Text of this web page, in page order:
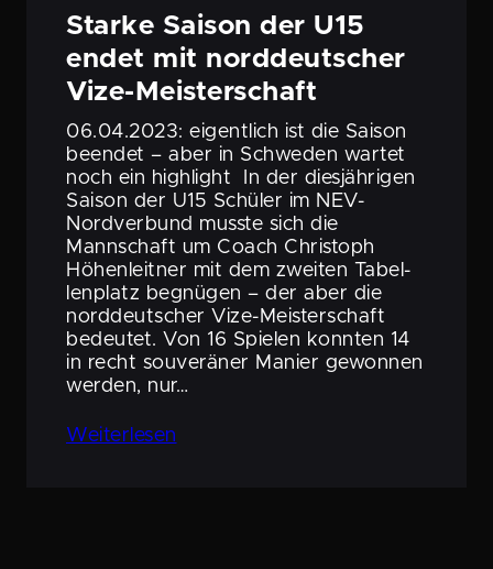
Starke Saison der U15
endet mit norddeut­scher
Vize-Meisterschaft
06.04.2023: eigent­lich ist die Saison
beendet – aber in Schweden wartet
noch ein highlight In der diesjäh­rigen
Saison der U15 Schüler im NEV-
Nordver­­­bund musste sich die
Mannschaft um Coach Christoph
Höhen­leitner mit dem zweiten Tabel­
len­platz begnügen – der aber die
norddeut­scher Vize-Meister­­schaft
bedeutet. Von 16 Spielen konnten 14
in recht souve­räner Manier gewonnen
werden, nur…
Weiter­lesen